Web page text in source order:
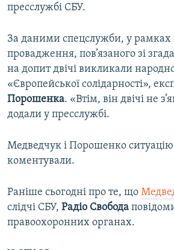
пресслужбі СБУ.
За даними спецслужби, у рамках
провадження, пов’язаного зі
на допит двічі викликали
«Європейської солідарності»,
Порошенка. «Втім, він двічі не
додали у пресслужбі.
Медведчук і Порошенко ситуацію
коментували.
Раніше сьогодні про те, що
слідчі СБУ, Радіо Свобода
правоохоронних органах.